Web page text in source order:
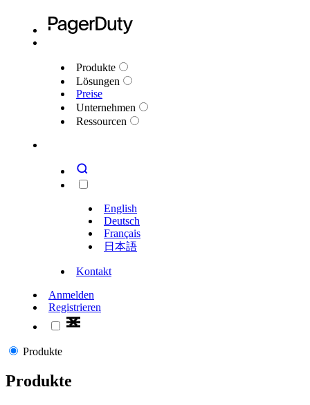
Produkte
Lösungen
Preise
Unternehmen
Ressourcen
English
Deutsch
Français
日本語
Kontakt
Anmelden
Registrieren
Produkte
Produkte